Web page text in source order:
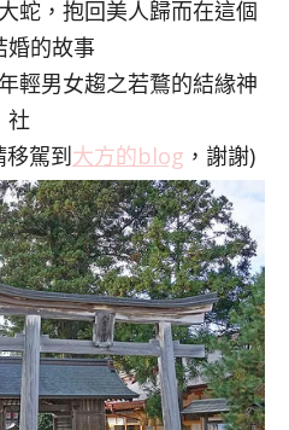
蛇，抱回美人歸而在這個
婚的故事
輕男女趨之若鶩的結緣神
社
移駕到大方的blog ，謝謝)